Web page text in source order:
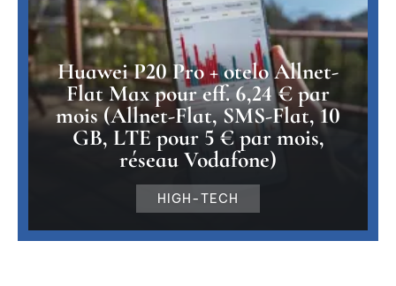
Huawei P20 Pro + otelo Allnet-
Flat Max pour eff. 6,24 € par
mois (Allnet-Flat, SMS-Flat, 10
GB, LTE pour 5 € par mois,
réseau Vodafone)
HIGH-TECH